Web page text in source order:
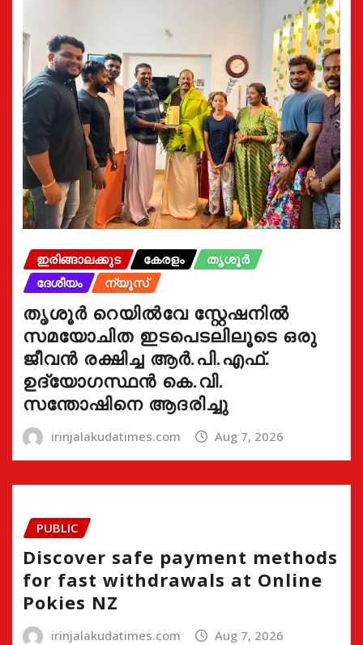
ഇരിങ്ങാലക്കുട കേരളം
തൃശൂർ
ദേശീയം
ന്യൂസ്
തൃശൂർ റെയിൽവേ സ്റ്റേഷനിൽ
സമയോചിത ഇടപെടലിലൂടെ ഒരു
ജീവൻ രക്ഷിച്ച ആർ.പി.എഫ്.
ഉദ്യോഗസ്ഥൻ കെ.വി.
സന്തോഷിനെ ആദരിച്ചു
irinjalakudatimes.com Aug 7, 2026
PUBLIC
Discover safe payment methods
for fast withdrawals at Online
Pokies NZ
irinjalakudatimes.com Aug 7, 2026